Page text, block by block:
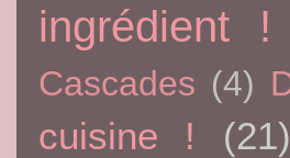
ingrédient !
Cascades (4)
cuisine ! (21)